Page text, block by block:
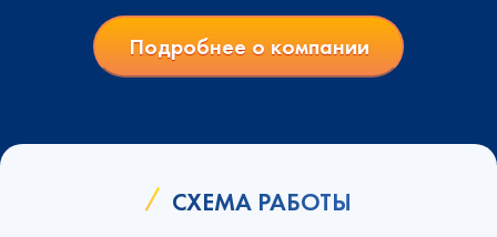
Подробнее о компании
СХЕМА РАБОТЫ